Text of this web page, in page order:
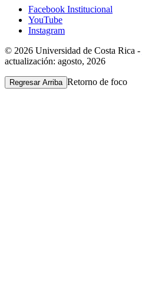
Facebook Institucional
YouTube
Instagram
© 2026 Universidad de Costa Rica -
actualización: agosto, 2026
Regresar Arriba Retorno de foco